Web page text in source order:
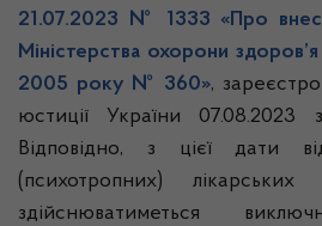
21.07.2023 № 1333 «Про
Міністерства охорони
2005 року № 360»,
юстиції України
Відповідно, з цієї дати
(психотропних)
здійснюватиметься